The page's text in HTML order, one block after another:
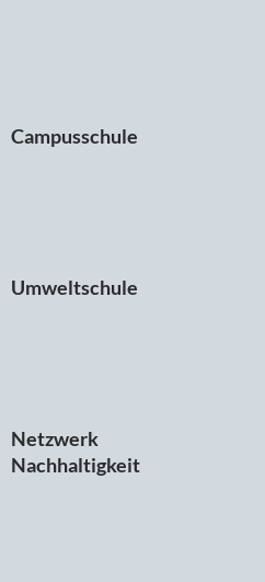
Campusschule
Umweltschule
Netzwerk
Nachhaltigkeit